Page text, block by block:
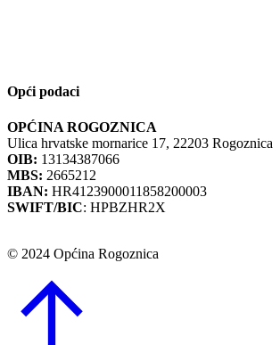
Opći podaci
OPĆINA ROGOZNICA
Ulica hrvatske mornarice 17, 22203 Rogoznica
OIB: 13134387066
MBS: 2665212
IBAN: HR4123900011858200003
SWIFT/BIC: HPBZHR2X
© 2024 Općina Rogoznica